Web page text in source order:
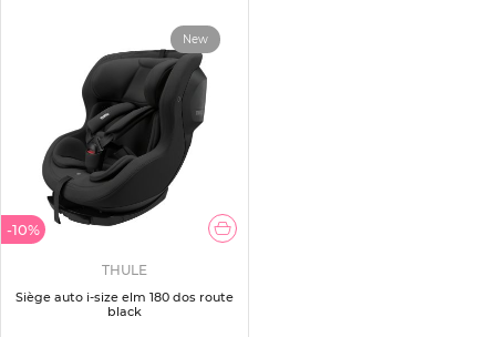
-10%
New
THULE
Siège auto i-size elm 180 dos route
black